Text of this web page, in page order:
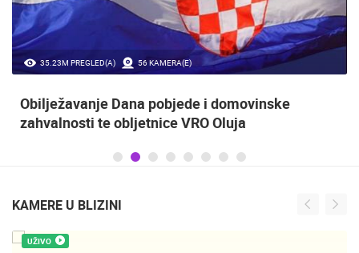
35.23M PREGLED(A) 56 KAMERA(E)
Obilježavanje Dana pobjede i domovinske
zahvalnosti te obljetnice VRO Oluja
KAMERE U BLIZINI
UŽIVO